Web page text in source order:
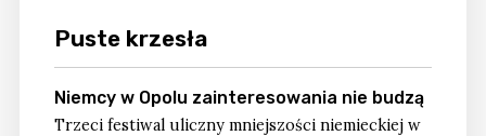
Puste krzesła
Niemcy w Opolu zainteresowania nie budzą
Trzeci festiwal uliczny mniejszości niemieckiej w